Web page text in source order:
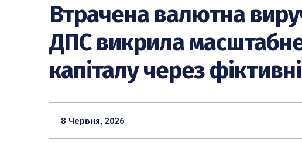
Втрачена валютна
ДПС викрила
капіталу через
8 Червня, 2026